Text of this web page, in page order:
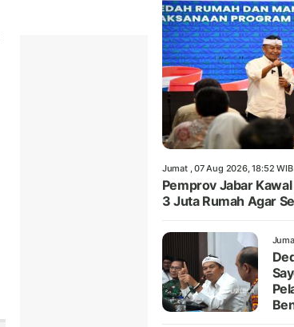
Jumat , 07 Aug 2026, 18:52 WIB
Pemprov Jabar
3 Juta Rumah Agar